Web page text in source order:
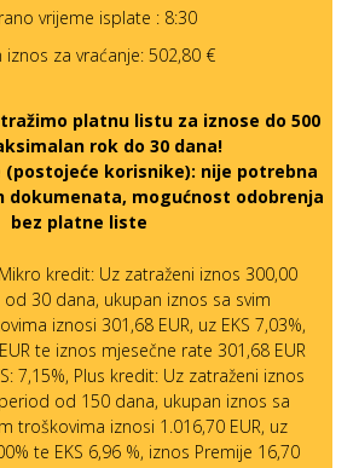
vrijeme isplate : 8:30
iznos za vraćanje: 502,80 €
platnu listu za iznose do 500
rok do 30 dana!
korisnike): nije potrebna
dokumenata, mogućnost odobrenja
bez platne liste
Mikro kredit: Uz zatraženi iznos 300,00
od 30 dana, ukupan iznos sa svim
iznosi 301,68 EUR, uz EKS 7,03%,
te iznos mjesečne rate 301,68 EUR
7,15%, Plus kredit: Uz zatraženi iznos
od 150 dana, ukupan iznos sa
troškovima iznosi 1.016,70 EUR, uz
te EKS 6,96 %, iznos Premije 16,70